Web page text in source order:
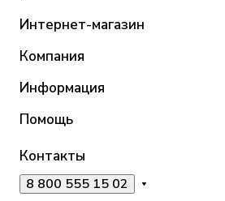
Интернет-магазин
Компания
Информация
Помощь
Контакты
8 800 555 15 02